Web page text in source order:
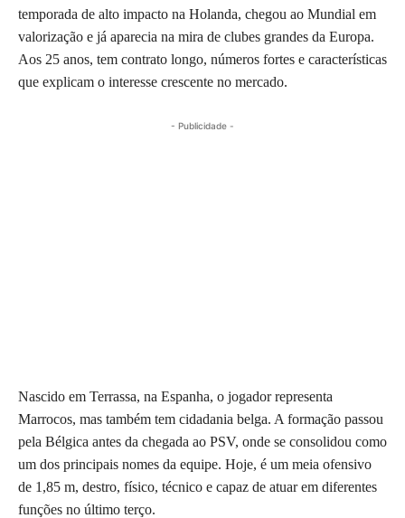
temporada de alto impacto na Holanda, chegou ao Mundial em
valorização e já aparecia na mira de clubes grandes da Europa.
Aos 25 anos, tem contrato longo, números fortes e características
que explicam o interesse crescente no mercado.
- Publicidade -
Nascido em Terrassa, na Espanha, o jogador representa
Marrocos, mas também tem cidadania belga. A formação passou
pela Bélgica antes da chegada ao PSV, onde se consolidou como
um dos principais nomes da equipe. Hoje, é um meia ofensivo
de 1,85 m, destro, físico, técnico e capaz de atuar em diferentes
funções no último terço.